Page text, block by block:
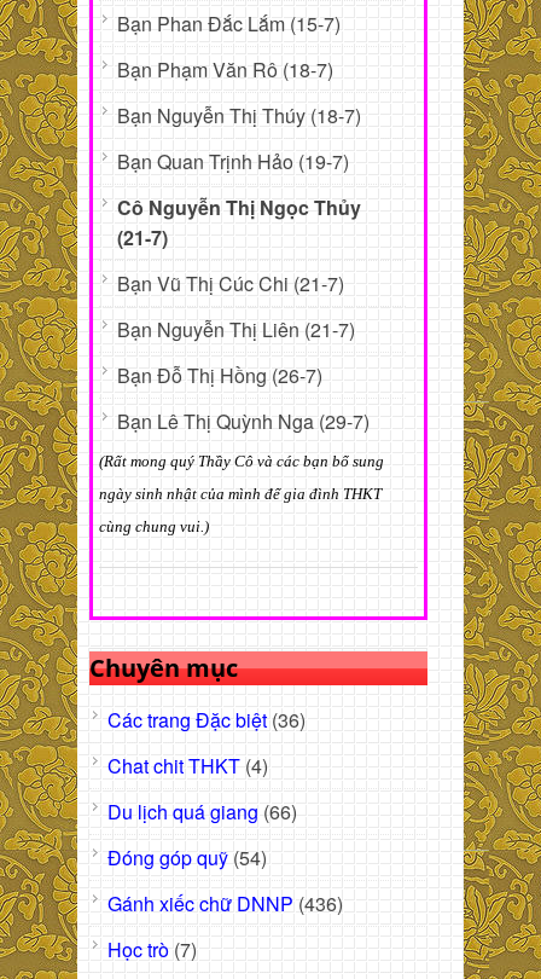
Bạn Phan Đắc Lắm (15-7)
Bạn Phạm Văn Rô (18-7)
Bạn Nguyễn Thị Thúy (18-7)
Bạn Quan Trịnh Hảo (19-7)
Cô Nguyễn Thị Ngọc Thủy
(21-7)
Bạn Vũ Thị Cúc Chi (21-7)
Bạn Nguyễn Thị Liên (21-7)
Bạn Đỗ Thị Hồng (26-7)
Bạn Lê Thị Quỳnh Nga (29-7)
(Rất mong quý Thầy Cô và các bạn bổ sung
ngày sinh nhật của mình để gia đình THKT
cùng chung vui.)
Chuyên mục
Các trang Đặc biệt (36)
Chat chit THKT (4)
Du lịch quá giang (66)
Đóng góp quỹ (54)
Gánh xiếc chữ DNNP (436)
Học trò (7)